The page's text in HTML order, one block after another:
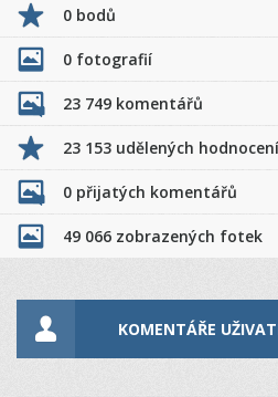
0 bodů
0 fotografií
23 749 komentářů
23 153 udělených hodnocení
0 přijatých komentářů
49 066 zobrazených fotek
KOMENTÁŘE